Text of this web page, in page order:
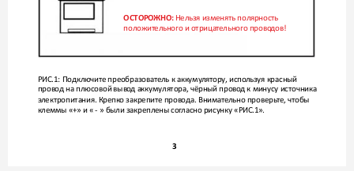
ОСТОРОЖНО: Нельзя изменять полярность
положительного и отрицательного проводов!
РИС.1: Подключите преобразователь к аккумулятору, используя красный
провод на плюсовой вывод аккумулятора, чёрный провод к минусу источника
электропитания. Крепко закрепите провода. Внимательно проверьте, чтобы
клеммы «+» и « - » были закреплены согласно рисунку «РИС.1».
3